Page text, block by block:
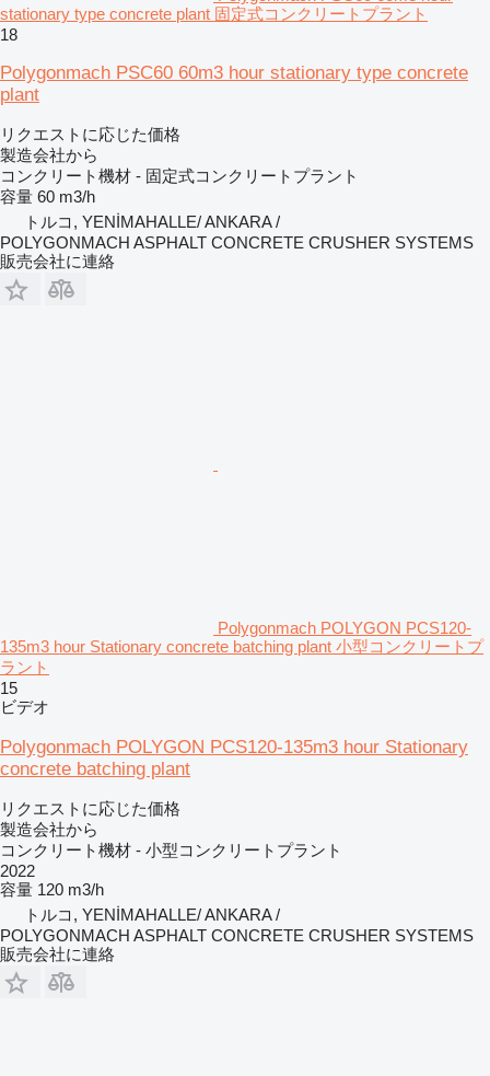
stationary type concrete plant 固定式コンクリートプラント
18
Polygonmach PSC60 60m3 hour stationary type concrete
plant
リクエストに応じた価格
製造会社から
コンクリート機材 - 固定式コンクリートプラント
容量 60 m3/h
トルコ, YENİMAHALLE/ ANKARA /
POLYGONMACH ASPHALT CONCRETE CRUSHER SYSTEMS
販売会社に連絡
Polygonmach POLYGON PCS120-
135m3 hour Stationary concrete batching plant 小型コンクリートプ
ラント
15
ビデオ
Polygonmach POLYGON PCS120-135m3 hour Stationary
concrete batching plant
リクエストに応じた価格
製造会社から
コンクリート機材 - 小型コンクリートプラント
2022
容量 120 m3/h
トルコ, YENİMAHALLE/ ANKARA /
POLYGONMACH ASPHALT CONCRETE CRUSHER SYSTEMS
販売会社に連絡